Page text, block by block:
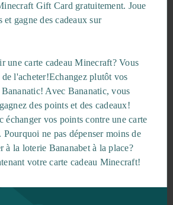
Gift Card gratuitement. Joue
et gagne des cadeaux sur
une carte cadeau Minecraft? Vous
l'acheter!Echangez plutôt vos
Avec Bananatic, vous
des points et des cadeaux!
échanger vos points contre une carte
ne pas dépenser moins de
à la loterie Bananabet à la place?
votre carte cadeau Minecraft!